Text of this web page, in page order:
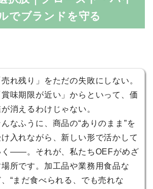
でブランドを守る
売れ残り」をただの失敗にしない。
賞味期限が近い」からといって、価
消えるわけじゃない。
んなふうに、商品の“ありのまま”を
け入れながら、新しい形で活かして
く——。それが、私たちOEFがめざ
所です。加工品や業務用食品な
、“まだ食べられる、でも売れな